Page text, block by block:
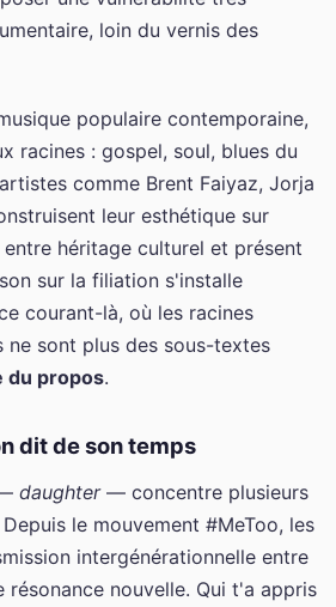
loin du vernis des
populaire contemporaine,
racines : gospel, soul, blues du
comme Brent Faiyaz, Jorja
leur esthétique sur
héritage culturel et présent
sur la filiation s'installe
courant-là, où les racines
ne sont plus des sous-textes
du propos.
dit de son temps
daughter— concentre plusieurs
le mouvement #MeToo, les
intergénérationnelle entre
résonance nouvelle. Qui t'a appris